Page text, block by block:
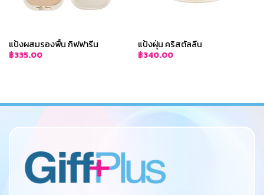
แป้งผสมรองพื้น กิฟฟารีน
฿335.00
แป้งฝุ่น คริสตัลลีน
฿340.00